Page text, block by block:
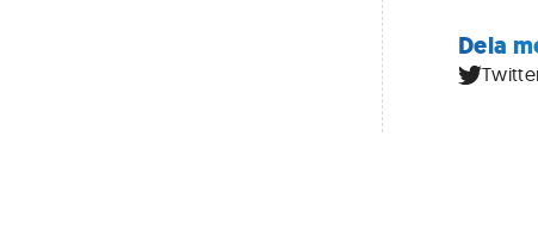
Dela